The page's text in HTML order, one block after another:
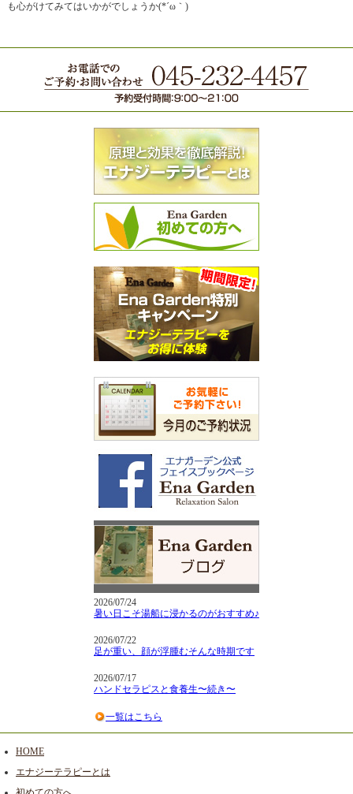
も心がけてみてはいかがでしょうか(*´ω｀)
2026/07/24
暑い日こそ湯船に浸かるのがおすすめ♪
2026/07/22
足が重い、顔が浮腫むそんな時期です
2026/07/17
ハンドセラピスと食養生〜続き〜
一覧はこちら
HOME
エナジーテラピーとは